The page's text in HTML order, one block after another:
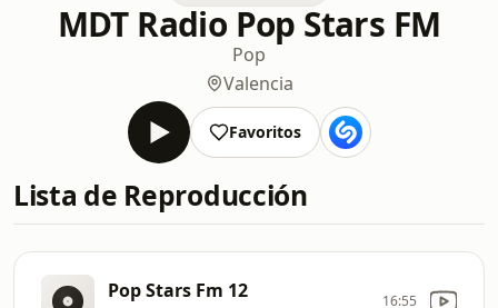
MDT Radio Pop Stars FM
Pop
Valencia
Favoritos
Lista de Reproducción
Pop Stars Fm 12 16:55